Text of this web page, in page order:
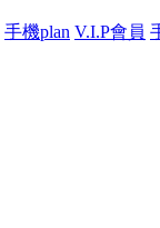
手機plan V.I.P會員